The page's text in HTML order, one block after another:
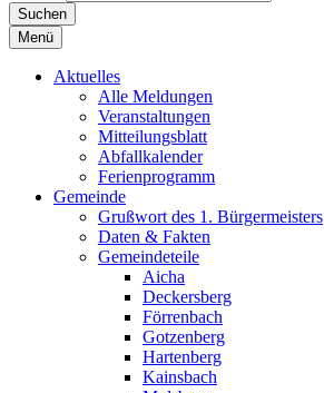
Suchen
Menü
Aktuelles
Alle Meldungen
Veranstaltungen
Mitteilungsblatt
Abfallkalender
Ferienprogramm
Gemeinde
Grußwort des 1. Bürgermeisters
Daten & Fakten
Gemeindeteile
Aicha
Deckersberg
Förrenbach
Gotzenberg
Hartenberg
Kainsbach